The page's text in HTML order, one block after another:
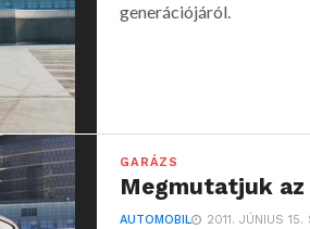
generációjáról.
GARÁZS
Megmutatjuk
AUTOMOBIL 2011. JÚNIUS 15.